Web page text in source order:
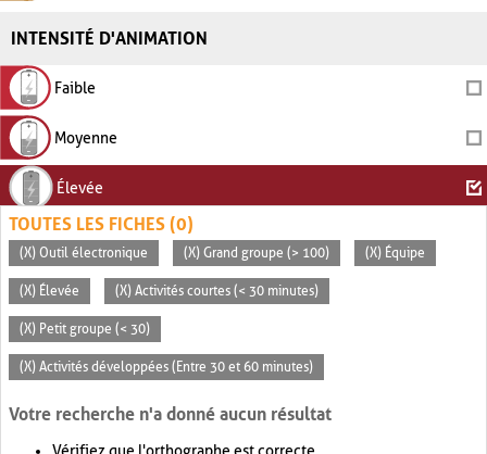
INTENSITÉ D'ANIMATION
Faible
Moyenne
Élevée
TOUTES LES FICHES (0)
(X) Outil électronique (X) Grand groupe (> 100) (X) Équipe
(X) Élevée (X) Activités courtes (< 30 minutes)
(X) Petit groupe (< 30)
(X) Activités développées (Entre 30 et 60 minutes)
Votre recherche n'a donné aucun résultat